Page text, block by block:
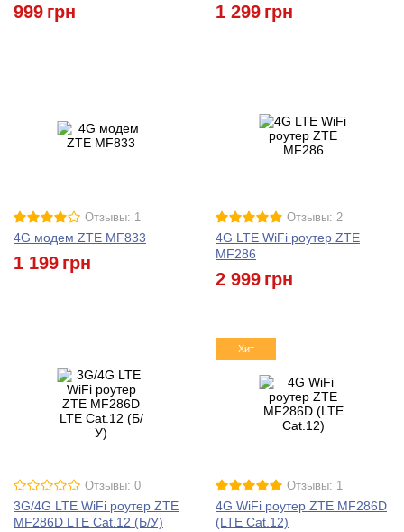
999 грн 1 299 грн
Отзывы: 1
4G модем ZTE MF833
1 199 грн
Отзывы: 2
4G LTE WiFi роутер ZTE
MF286
2 999 грн
Отзывы: 0
3G/4G LTE WiFi роутер ZTE
MF286D LTE Cat.12 (Б/У)
Хит
Отзывы: 1
4G WiFi роутер ZTE MF286D
(LTE Cat.12)